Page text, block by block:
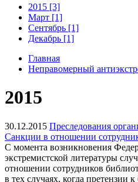
2015 [3]
Март [1]
Сентябрь [1]
Декабрь [1]
Главная
Неправомерный
2015
30.12.2015 Преследования
Санкции в отношении
С момента возникновения
экстремистской литературы
отношении сотрудников
в тех случаях, когда претензии